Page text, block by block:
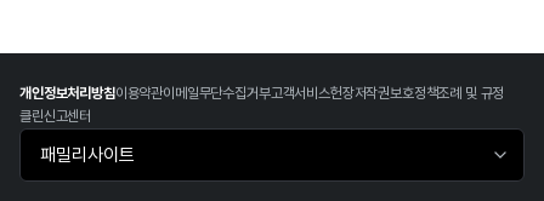
개인정보처리방침이용약관이메일무단수집거부고객서비스헌장저작권보호정책조례 및 규정
클린신고센터
패밀리사이트 바로가기